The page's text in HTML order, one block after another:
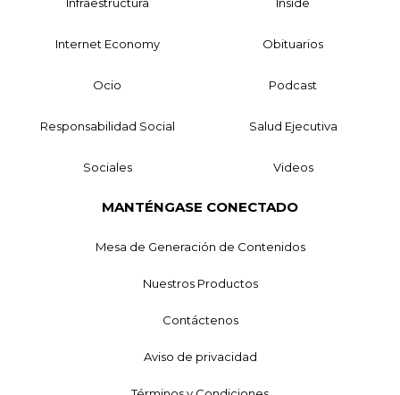
Internet Economy Obituarios
Ocio Podcast
Responsabilidad Social Salud Ejecutiva
Sociales Videos
MANTÉNGASE CONECTADO
Mesa de Generación de Contenidos
Nuestros Productos
Contáctenos
Aviso de privacidad